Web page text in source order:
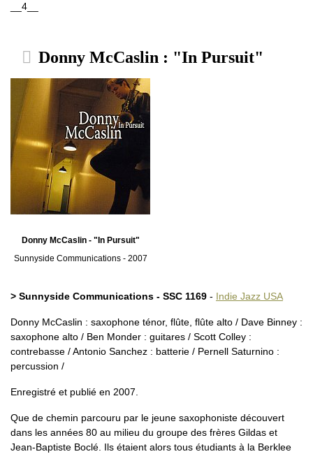
__4__
Donny McCaslin : "In Pursuit"
Donny McCaslin - "In Pursuit"
Sunnyside Communications - 2007
> Sunnyside Communications - SSC 1169 - Indie Jazz USA
Donny McCaslin : saxophone ténor, flûte, flûte alto / Dave Binney :
saxophone alto / Ben Monder : guitares / Scott Colley :
contrebasse / Antonio Sanchez : batterie / Pernell Saturnino :
percussion /
Enregistré et publié en 2007.
Que de chemin parcouru par le jeune saxophoniste découvert
dans les années 80 au milieu du groupe des frères Gildas et
Jean-Baptiste Boclé. Ils étaient alors tous étudiants à la Berklee